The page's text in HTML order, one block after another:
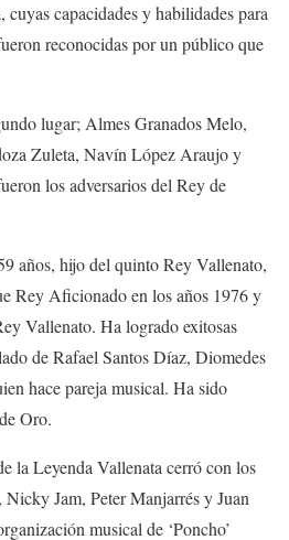
cuyas capacidades y habilidades para
reconocidas por un público que
lugar; Almes Granados Melo,
Zuleta, Navín López Araujo y
los adversarios del Rey de
años, hijo del quinto Rey Vallenato,
Rey Aficionado en los años 1976 y
Vallenato. Ha logrado exitosas
de Rafael Santos Díaz, Diomedes
hace pareja musical. Ha sido
Oro.
la Leyenda Vallenata cerró con los
Jam, Peter Manjarrés y Juan
musical de ‘Poncho’